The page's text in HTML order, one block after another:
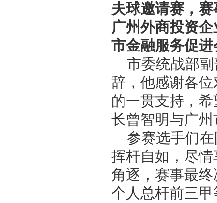
夫球邀请赛，
广州外商投资
市金融服务促
市委统战部副
辞，他感谢各
的一贯支持，
长曾智明与广
参赛选手们在
挥杆自如，尽
角逐，赛事最
个人总杆前三